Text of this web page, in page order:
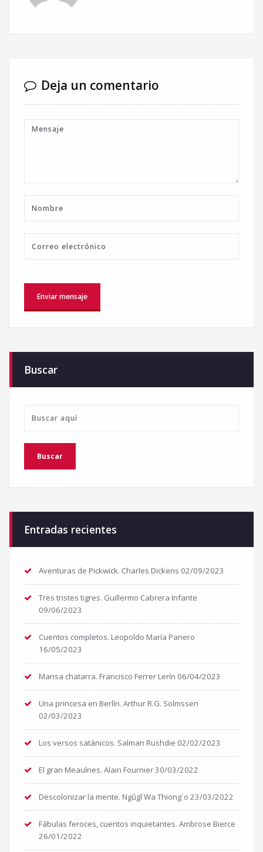
Deja un comentario
Buscar
Entradas recientes
Aventuras de Pickwick. Charles Dickens 02/09/2023
Tres tristes tigres. Guillermo Cabrera Infante
09/06/2023
Cuentos completos. Leopoldo María Panero
16/05/2023
Mansa chatarra. Francisco Ferrer Lerín 06/04/2023
Una princesa en Berlín. Arthur R.G. Solmssen
02/03/2023
Los versos satánicos. Salman Rushdie 02/02/2023
El gran Meaulnes. Alain Fournier30/03/2022
Descolonizar la mente. Ngũgĩ Wa Thiong´o 23/03/2022
Fábulas feroces, cuentos inquietantes. Ambrose Bierce
26/01/2022